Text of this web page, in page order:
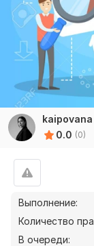
kaipovana
0.0 (0)
Выполнение:
Количество
В очереди: